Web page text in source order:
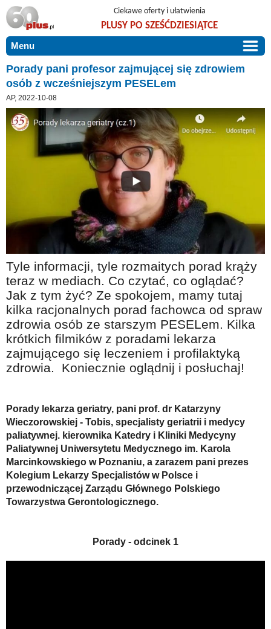
Ciekawe oferty i ułatwienia
PLUSY PO SZEŚĆDZIESIĄTCE
Menu
START
PROMOCJE
ARTYKUŁY
Szczególnie polecamy
Użyteczne porady
Szlachetne zdrowie
Mieszkaj wygodnie i bez barier
Warto wiedzieć!
Podróże i wypoczynek
Taniej, okazyjnie, specjalnie dla 60plus
Na wesoło
Hobby i pasje
Żyj aktywnie
60plus - najcenniejsi klienci
Dobra opieka
Coś dla ducha
Smacznie i zdrowo
O finansach i społeczeństwie - edukacja nie tylko dla 60plus
Ciekawe książki
Stop samotności
DLA BLISKICH
ZGŁOŚ OFERTĘ
Porady pani profesor zajmującej się zdrowiem
osób z wcześniejszym PESELem
AP, 2022-10-08
Tyle informacji, tyle rozmaitych porad krąży
teraz w mediach. Co czytać, co oglądać?
Jak z tym żyć? Ze spokojem, mamy tutaj
kilka racjonalnych porad fachowca od spraw
zdrowia osób ze starszym PESELem. Kilka
krótkich filmików z poradami lekarza
zajmującego się leczeniem i profilaktyką
zdrowia. Koniecznie oglądnij i posłuchaj!
Porady lekarza geriatry, pani prof. dr Katarzyny
Wieczorowskiej - Tobis, specjalisty geriatrii i medycy
paliatywnej. kierownika Katedry i Kliniki Medycyny
Paliatywnej Uniwersytetu Medycznego im. Karola
Marcinkowskiego w Poznaniu, a zarazem pani prezes
Kolegium Lekarzy Specjalistów w Polsce i
przewodniczącej Zarządu Głównego Polskiego
Towarzystwa Gerontologicznego.
Porady - odcinek 1